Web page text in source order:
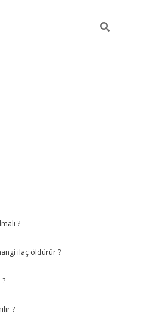
?
ilaç öldürür ?
?